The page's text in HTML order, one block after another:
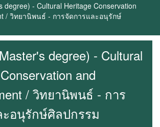
degree) - Cultural Heritage Conservation
/ วิทยานิพนธ์ - การจัดการและอนุรักษ์
degree) - Cultural
and
/ วิทยานิพนธ์ - การ
อนุรักษ์ศิลปกรรม